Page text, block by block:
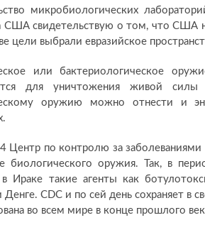
микробиологических
США свидетельствую о том, что США
цели выбрали евразийское
или бактериологическое
для уничтожения живой силы
оружию можно отнести и
Центр по контролю за
биологического оружия. Так, в
Ираке такие агенты как
Денге. CDC и по сей день сохраняет в
во всем мире в конце прошлого